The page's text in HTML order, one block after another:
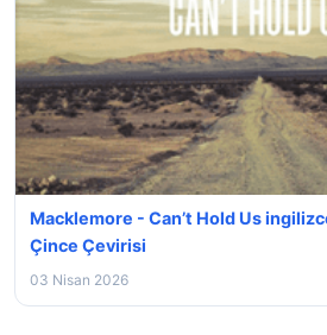
Macklemore - Can’t Hold Us
Çince Çevirisi
03 Nisan 2026